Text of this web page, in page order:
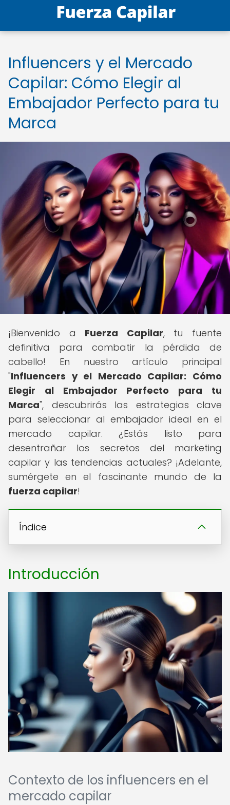
Influencers y el Mercado
Capilar: Cómo Elegir al
Embajador Perfecto para tu
Marca
¡Bienvenido a Fuerza Capilar, tu fuente
definitiva para combatir la pérdida de
cabello! En nuestro artículo principal
"Influencers y el Mercado Capilar: Cómo
Elegir al Embajador Perfecto para tu
Marca", descubrirás las estrategias clave
para seleccionar al embajador ideal en el
mercado capilar. ¿Estás listo para
desentrañar los secretos del marketing
capilar y las tendencias actuales? ¡Adelante,
sumérgete en el fascinante mundo de la
fuerza capilar!
Índice
Introducción
Contexto de los influencers en el
mercado capilar